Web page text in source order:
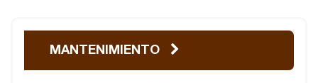
MANTENIMIENTO